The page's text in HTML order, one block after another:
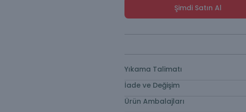
Şimdi Satın Al
Yıkama Talimatı
İade ve Değişim
Ürün Ambalajları